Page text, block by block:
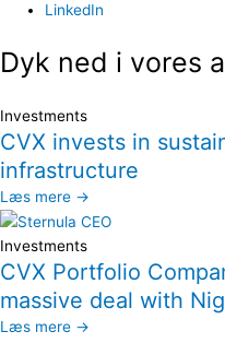
LinkedIn
Dyk ned i vores
Investments
CVX invests in
infrastructure
Læs mere →
Investments
CVX Portfolio
massive deal with
Læs mere →